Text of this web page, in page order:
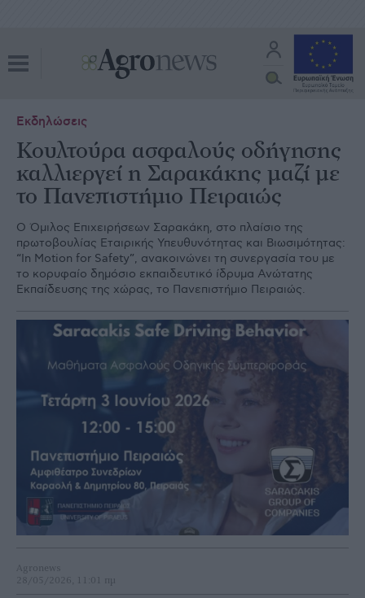
Εκδηλώσεις
Κουλτούρα ασφαλούς οδήγησης
καλλιεργεί η Σαρακάκης μαζί με
το Πανεπιστήμιο Πειραιώς
Ο Όμιλος Επιχειρήσεων Σαρακάκη, στο πλαίσιο της
πρωτοβουλίας Εταιρικής Υπευθυνότητας και Βιωσιμότητας:
“In Motion for Safety”, ανακοινώνει τη συνεργασία του με
το κορυφαίο δημόσιο εκπαιδευτικό ίδρυμα Ανώτατης
Εκπαίδευσης της χώρας, το Πανεπιστήμιο Πειραιώς.
Agronews
28/05/2026, 11:01 πμ